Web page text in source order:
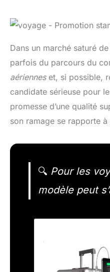
Dans un marché saturé
parfois du parcours du
aérienneset, si possible,
candidate sérieuse pour
promesse d’une qualité
son ramage se rapporte
🔍 Pour les
modèle peut